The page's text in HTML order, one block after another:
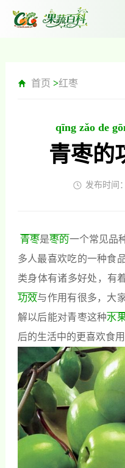
首页 >红枣
qīng zǎo de
青枣的
发布时间
青枣是枣的一个常见品
多人最喜欢吃的一种食
类身体有诸多好处，有
功效与作用有很多，大
解以后能对青枣这种水
后的生活中的更喜欢食用